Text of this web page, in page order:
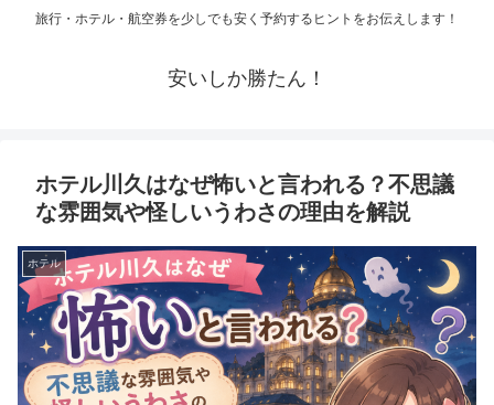
旅行・ホテル・航空券を少しでも安く予約するヒントをお伝えします！
安いしか勝たん！
ホテル川久はなぜ怖いと言われる？不思議
な雰囲気や怪しいうわさの理由を解説
ホテル